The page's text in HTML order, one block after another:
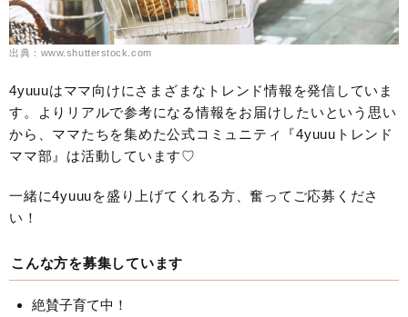
出典：www.shutterstock.com
4yuuuはママ向けにさまざまなトレンド情報を発信していま
す。よりリアルで参考になる情報をお届けしたいという思い
から、ママたちを集めた公式コミュニティ『4yuuuトレンド
ママ部』は活動しています♡
一緒に4yuuuを盛り上げてくれる方、奮ってご応募くださ
い！
こんな方を募集しています
絶賛子育て中！